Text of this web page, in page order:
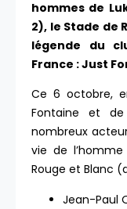
hommes de
2), le Stade de
légende du
France : Just
Ce 6 octobre,
Fontaine et
nombreux
vie de
Rouge et Blanc
Jean-Paul